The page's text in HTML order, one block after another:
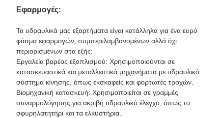
Εφαρμογές:
Τα υδραυλικά μας εξαρτήματα είναι κατάλληλα για ένα ευρύ
φάσμα εφαρμογών, συμπεριλαμβανομένων αλλά όχι
περιορισμένων στα εξής:
Εργαλεία βαρέος εξοπλισμού: Χρησιμοποιούνται σε
κατασκευαστικά και μεταλλευτικά μηχανήματα με υδραυλικό
σύστημα κίνησης, όπως εκσκαφείς και φορτωτές τροχών.
Βιομηχανική κατασκευή: Χρησιμοποιείται σε γραμμές
συναρμολόγησης για ακριβή υδραυλικό έλεγχο, όπως το
σφυρηλατητήρι και τα ελκυστήρια.